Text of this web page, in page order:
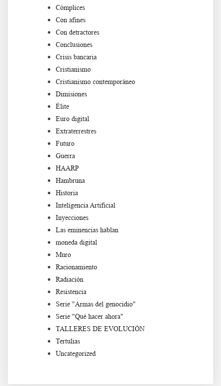
Cómplices
Con afines
Con detractores
Conclusiones
Crisis bancaria
Cristianismo
Cristianismo contemporáneo
Dimisiones
Élite
Euro digital
Extraterrestres
Futuro
Guerra
HAARP
Hambruna
Historia
Inteligencia Artificial
Inyecciones
Las eminencias hablan
moneda digital
Muro
Racionamiento
Radiación
Resistencia
Serie "Armas del genocidio"
Serie "Qué hacer ahora"
TALLERES DE EVOLUCIÓN
Tertulias
Uncategorized